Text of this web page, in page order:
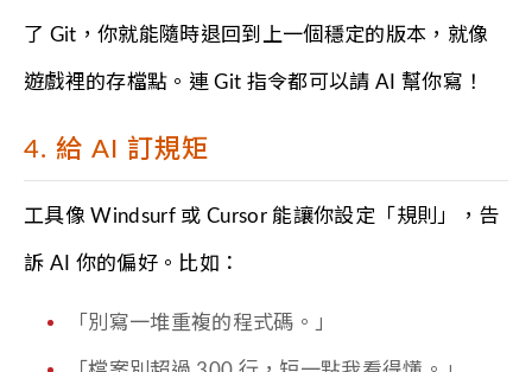
了 Git，你就能隨時退回到上一個穩定的版本，就像
遊戲裡的存檔點。連 Git 指令都可以請 AI 幫你寫！
4. 給 AI 訂規矩
工具像 Windsurf 或 Cursor 能讓你設定「規則」，告
訴 AI 你的偏好。比如：
「別寫一堆重複的程式碼。」